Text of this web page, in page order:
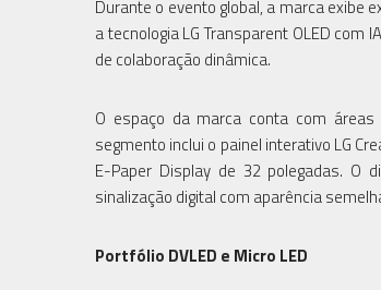
Durante o evento global, a marca exibe
a tecnologia LG Transparent OLED
de colaboração dinâmica.
O espaço da marca conta com
segmento inclui o painel interativo LG
E-Paper Display de 32 polegadas. O
sinalização digital com aparência
Portfólio DVLED e Micro LED